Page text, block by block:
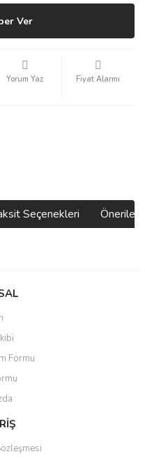
Ver
Yorum Yaz Fiyat Alarmı
Seçenekleri
siz yapın!
Formu